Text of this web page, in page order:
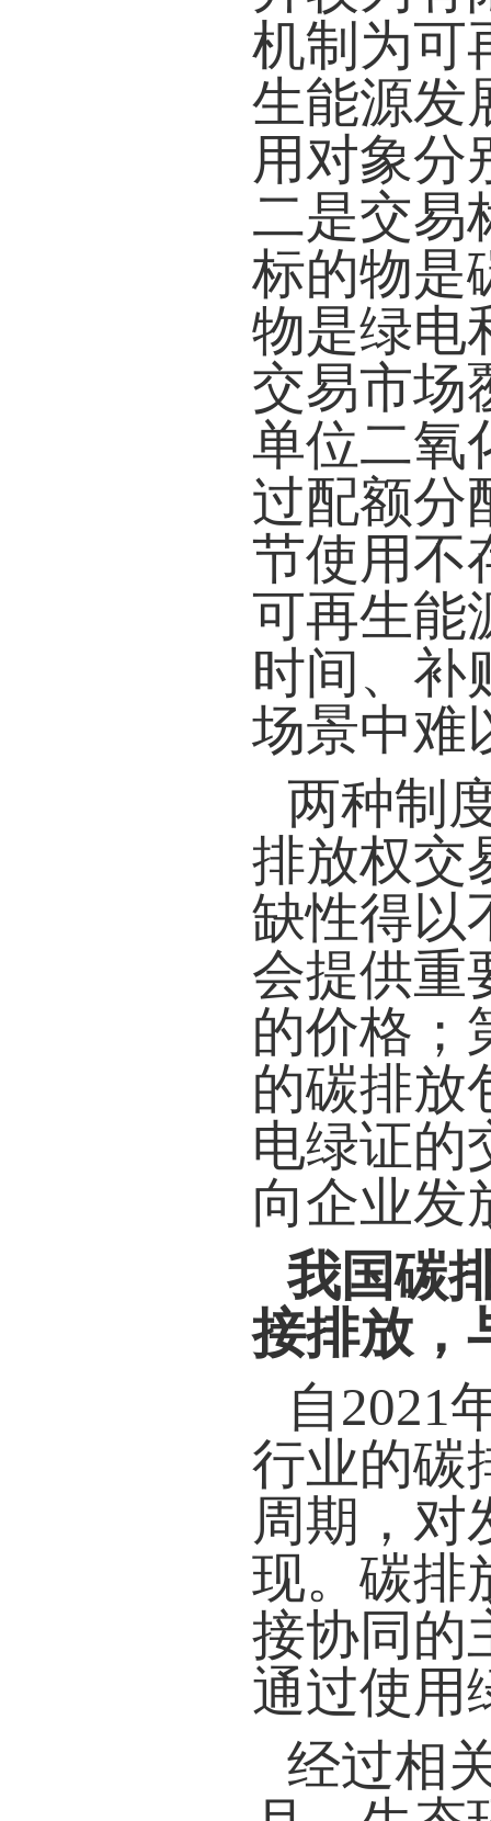
机制为可
生能源发
用对象分
二是交易
标的物是
物是绿电
交易市场
单位二氧
过配额分
节使用不
可再生能
时间、补
场景中难
两种制
排放权交
缺性得以
会提供重
的价格；
的碳排放
电绿证的
向企业发
我国碳
接排放，
自2021
行业的碳
周期，对
现。碳排
接协同的
通过使用
经过相